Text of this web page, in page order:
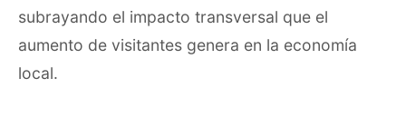
subrayando el impacto transversal que el
aumento de visitantes genera en la economía
local.